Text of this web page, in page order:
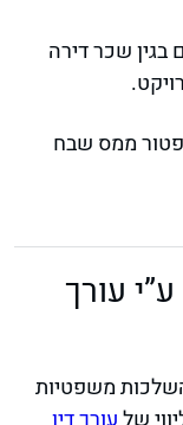
בגין שכר דירה
ממס שבח
עורך
השלכות משפטיות